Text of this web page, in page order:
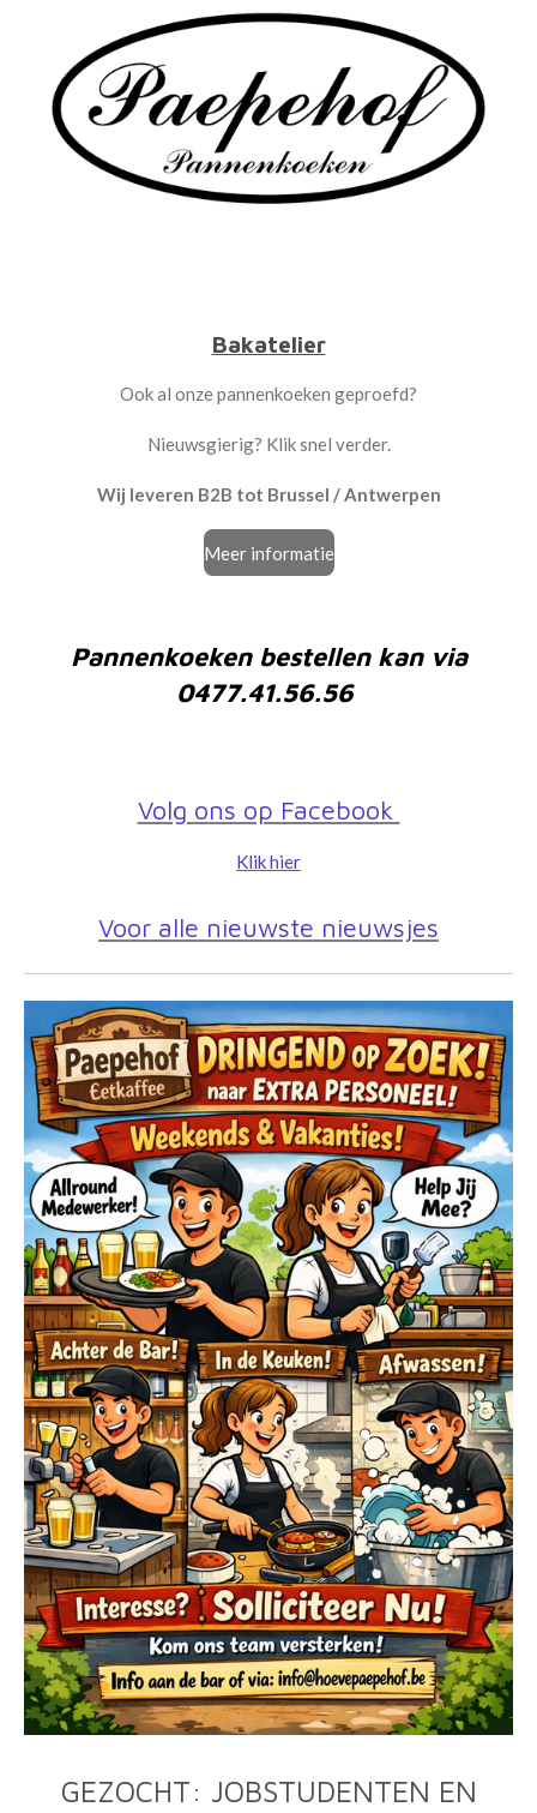
Bakatelier
Ook al onze pannenkoeken geproefd?
Nieuwsgierig? Klik snel verder.
Wij leveren B2B tot Brussel / Antwerpen
Meer informatie
Pannenkoeken bestellen kan via
0477.41.56.56
Volg ons op Facebook
Klik hier
Voor alle nieuwste nieuwsjes
GEZOCHT: JOBSTUDENTEN EN